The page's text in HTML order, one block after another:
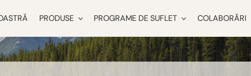
PRODUSE PROGRAME DE SUFLET COLABORĂRI